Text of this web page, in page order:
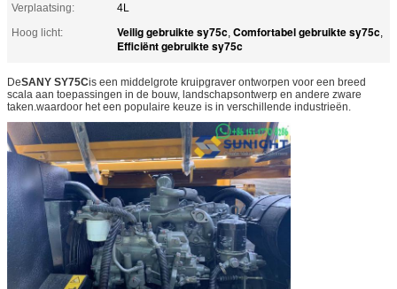
Verplaatsing:
4L
Hoog licht:
Veilig gebruikte sy75c, Comfortabel gebruikte sy75c,
Efficiënt gebruikte sy75c
DeSANY SY75Cis een middelgrote kruipgraver ontworpen voor een breed
scala aan toepassingen in de bouw, landschapsontwerp en andere zware
taken.waardoor het een populaire keuze is in verschillende industrieën.